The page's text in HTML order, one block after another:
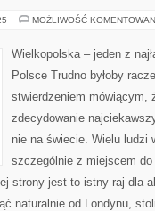
MOŻLIWOŚĆ
Wielkopolska – jeden z
Polsce Trudno byłoby
stwierdzeniem mówiącym,
zdecydowanie
nie na świecie. Wielu ludzi
szczególnie z miejscem
strony jest to istny raj dla
naturalnie od Londynu,